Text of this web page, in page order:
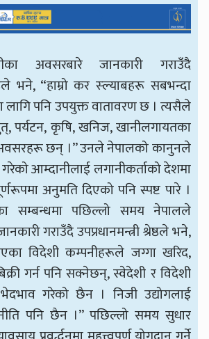
अवसरबारे जानकारी गराउँदै
भने, “हाम्रो कर स्ल्याबहरू सबभन्दा
लागि पनि उपयुक्त वातावरण छ । त्यसैले
पर्यटन, कृषि, खनिज, खानीलगायतका
अवसरहरू छन् ।” उनले नेपालको कानुनले
आम्दानीलाई लगानीकर्ताको देशमा
अनुमति दिएको पनि स्पष्ट पारे ।
सम्बन्धमा पछिल्लो समय नेपालले
गराउँदै उपप्रधानमन्त्री श्रेष्ठले भने,
विदेशी कम्पनीहरूले जग्गा खरिद,
गर्न पनि सक्नेछन्, स्वेदेशी र विदेशी
गरेको छैन । निजी उद्योगलाई
नीति पनि छैन ।” पछिल्लो समय सुधार